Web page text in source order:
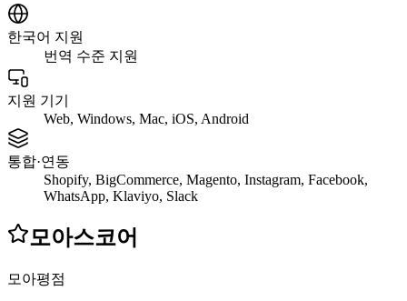
한국어 지원
번역 수준 지원
지원 기기
Web, Windows, Mac, iOS, Android
통합·연동
Shopify, BigCommerce, Magento, Instagram, Facebook,
WhatsApp, Klaviyo, Slack
모아스코어
모아평점